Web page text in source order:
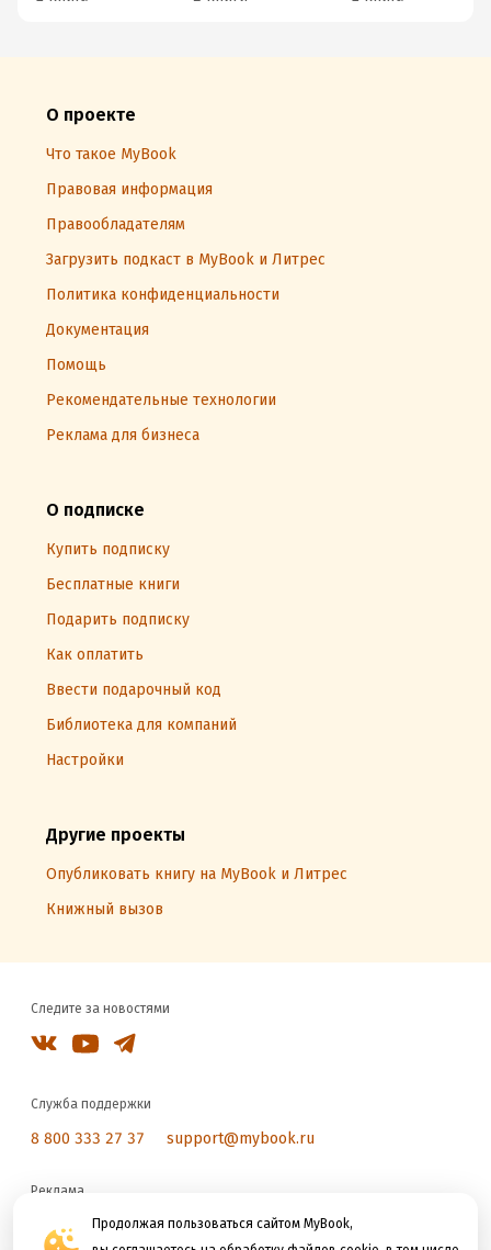
Продолжая пользоваться сайтом MyBook,
О проекте
Что такое MyBook
Правовая информация
Правообладателям
Загрузить подкаст в MyBook и Литрес
Политика конфиденциальности
Документация
Помощь
Рекомендательные технологии
Реклама для бизнеса
О подписке
Купить подписку
Бесплатные книги
Подарить подписку
Как оплатить
Ввести подарочный код
Библиотека для компаний
Настройки
Другие проекты
Опубликовать книгу на MyBook и Литрес
Книжный вызов
Следите за новостями
Служба поддержки
8 800 333 27 37 support@mybook.ru
Реклама
reklama@litres.ru